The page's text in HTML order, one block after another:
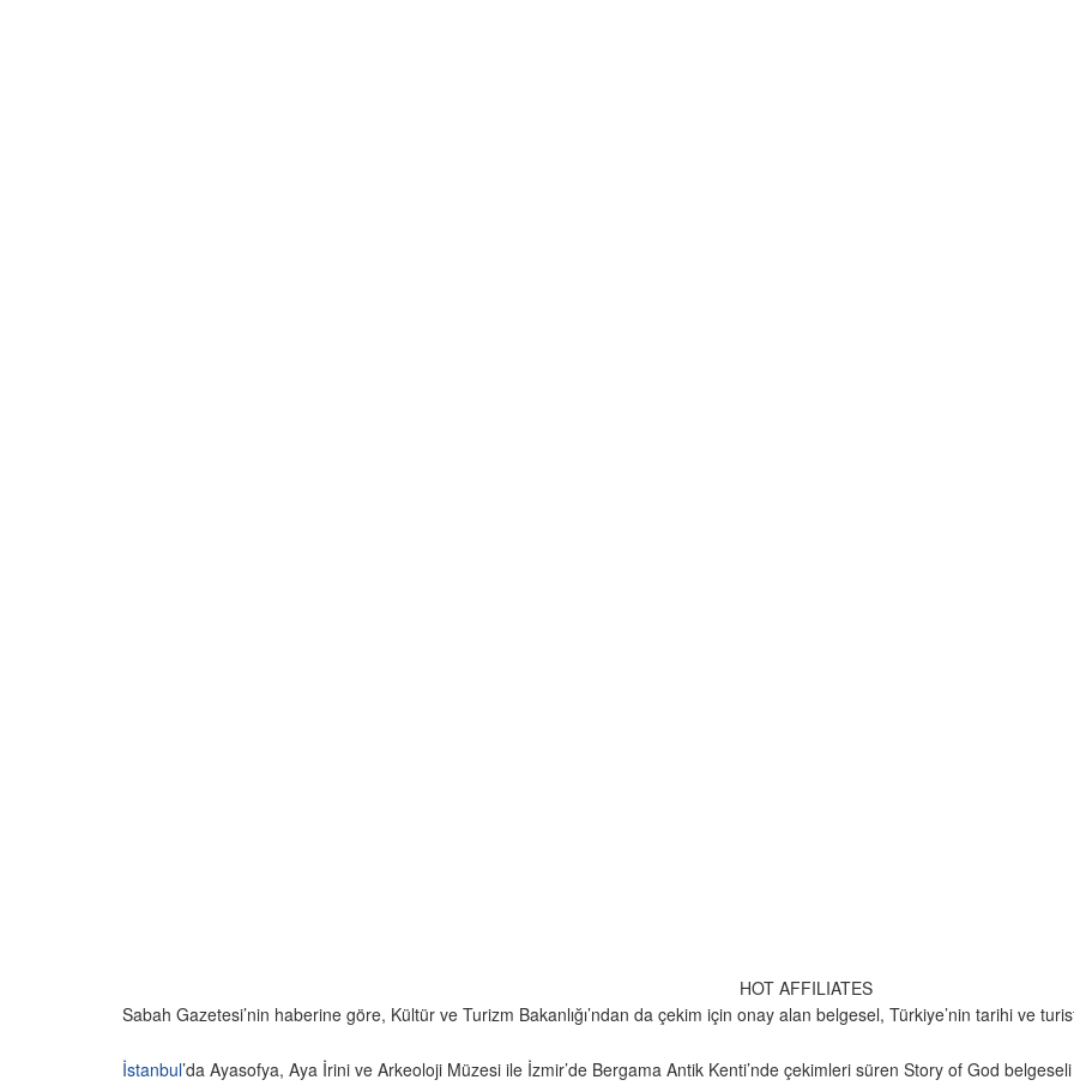
HOT AFFILIATES
Sabah Gazetesi’nin haberine göre, Kültür ve Turizm Bakanlığı’ndan da çekim için onay alan belgesel, Türkiye’nin tarihi ve
İstanbul’da Ayasofya, Aya İrini ve Arkeoloji Müzesi ile İzmir’de Bergama Antik Kenti’nde çekimleri süren Story of God